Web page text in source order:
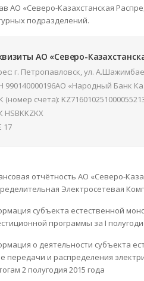
АО «Северо-Казахстанская
подразделений.
АО «Северо-
г. Петропавловск, ул.
990140000196АО «Народный Банк
(номер счета):
HSBKKZKX
17
отчётность АО «Северо-
Электросетевая
субъекта естественной
программы за I
о деятельности субъекта
передачи и распределения
2 полугодия 2015 года